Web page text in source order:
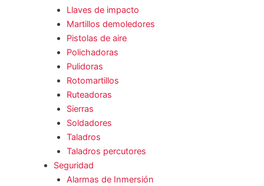
Llaves de impacto
Martillos demoledores
Pistolas de aire
Polichadoras
Pulidoras
Rotomartillos
Ruteadoras
Sierras
Soldadores
Taladros
Taladros percutores
Seguridad
Alarmas de Inmersión